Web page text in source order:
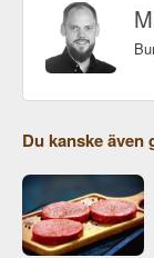
Du kanske även